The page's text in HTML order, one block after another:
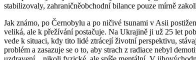
stabilizovaly, zahraničněobchodní bilance pouze mírně
Jak známo, po Černobylu a po ničivé tsunami v Asii
veliká, ale k přežívání postačuje. Na Ukrajině ji už 25 let
vede k situaci, kdy tito lidé ztrácejí životní perspektivu,
problém a zasazuje se o to, aby strach z radiace nebyl